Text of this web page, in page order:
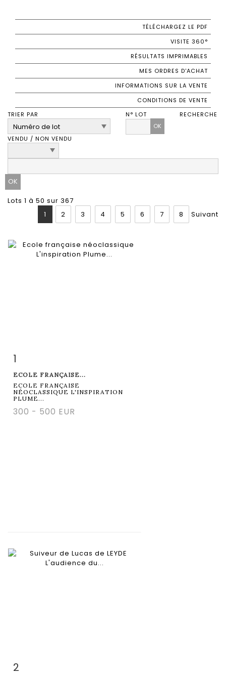
TÉLÉCHARGEZ LE PDF
VISITE 360°
RÉSULTATS IMPRIMABLES
MES ORDRES D'ACHAT
INFORMATIONS SUR LA VENTE
CONDITIONS DE VENTE
TRIER PAR
N° LOT
OK
VENDU / NON VENDU
RECHERCHE
Lots 1 à 50 sur 367
1
2 3 4 5 6 7 8 Suivant
1
ECOLE FRANÇAISE...
ECOLE FRANÇAISE
NÉOCLASSIQUE L'INSPIRATION
PLUME...
300 - 500 EUR
Fiche détaillée
2